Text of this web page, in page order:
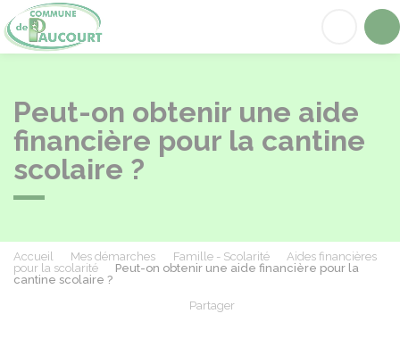
Peut-on obtenir une aide
financière pour la cantine
scolaire ?
Accueil Mes démarches Famille - Scolarité
Aides financières
pour la scolarité
Peut-on obtenir une aide financière pour la
cantine scolaire ?
Partager